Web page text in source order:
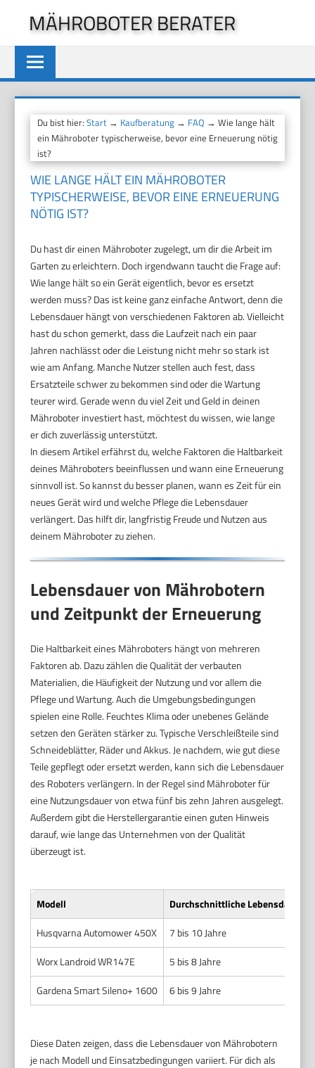
springen
MÄHROBOTER BERATER
Du bist hier:Start → Kaufberatung → FAQ → Wie lange hält
ein Mähroboter typischerweise, bevor eine Erneuerung nötig
ist?
WIE LANGE HÄLT EIN MÄHROBOTER
TYPISCHERWEISE, BEVOR EINE ERNEUERUNG
NÖTIG IST?
Du hast dir einen Mähroboter zugelegt, um dir die Arbeit im
Garten zu erleichtern. Doch irgendwann taucht die Frage auf:
Wie lange hält so ein Gerät eigentlich, bevor es ersetzt
werden muss? Das ist keine ganz einfache Antwort, denn die
Lebensdauer hängt von verschiedenen Faktoren ab. Vielleicht
hast du schon gemerkt, dass die Laufzeit nach ein paar
Jahren nachlässt oder die Leistung nicht mehr so stark ist
wie am Anfang. Manche Nutzer stellen auch fest, dass
Ersatzteile schwer zu bekommen sind oder die Wartung
teurer wird. Gerade wenn du viel Zeit und Geld in deinen
Mähroboter investiert hast, möchtest du wissen, wie lange
er dich zuverlässig unterstützt.
In diesem Artikel erfährst du, welche Faktoren die Haltbarkeit
deines Mähroboters beeinflussen und wann eine Erneuerung
sinnvoll ist. So kannst du besser planen, wann es Zeit für ein
neues Gerät wird und welche Pflege die Lebensdauer
verlängert. Das hilft dir, langfristig Freude und Nutzen aus
deinem Mähroboter zu ziehen.
Lebensdauer von Mährobotern
und Zeitpunkt der Erneuerung
Die Haltbarkeit eines Mähroboters hängt von mehreren
Faktoren ab. Dazu zählen die Qualität der verbauten
Materialien, die Häufigkeit der Nutzung und vor allem die
Pflege und Wartung. Auch die Umgebungsbedingungen
spielen eine Rolle. Feuchtes Klima oder unebenes Gelände
setzen den Geräten stärker zu. Typische Verschleißteile sind
Schneideblätter, Räder und Akkus. Je nachdem, wie gut diese
Teile gepflegt oder ersetzt werden, kann sich die Lebensdauer
des Roboters verlängern. In der Regel sind Mähroboter für
eine Nutzungsdauer von etwa fünf bis zehn Jahren ausgelegt.
Außerdem gibt die Herstellergarantie einen guten Hinweis
darauf, wie lange das Unternehmen von der Qualität
überzeugt ist.
Modell
Durchschnittliche Lebensdauer
Husqvarna Automower 450X
7 bis 10 Jahre
Worx Landroid WR147E
5 bis 8 Jahre
Gardena Smart Sileno+ 1600
6 bis 9 Jahre
Diese Daten zeigen, dass die Lebensdauer von Mährobotern
je nach Modell und Einsatzbedingungen variiert. Für dich als